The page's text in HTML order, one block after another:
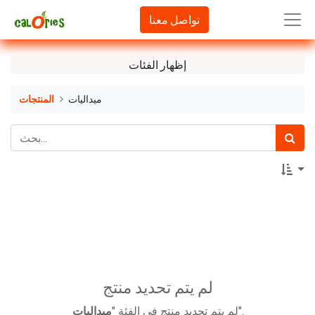
تواصل معنا
إظهار الفئات
المنتجات ميداليات
لم يتم تحديد منتج
لم يتم تحديد منتج في الفئة "ميداليات ".